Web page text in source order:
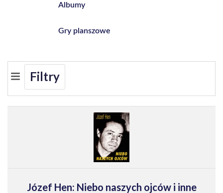
Albumy
Gry planszowe
Filtry
Józef Hen: Niebo naszych ojców i inne